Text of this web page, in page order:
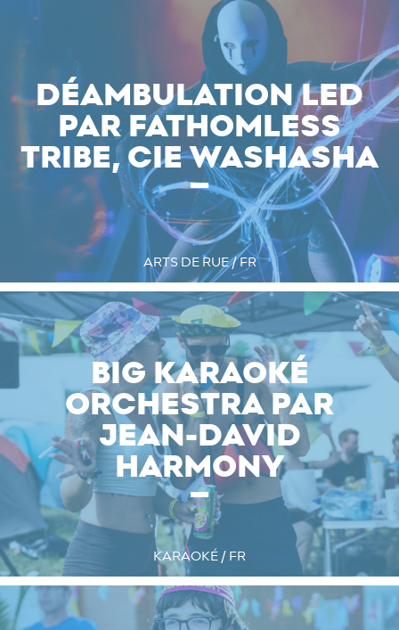
DÉAMBULATION LED
PAR FATHOMLESS
TRIBE, CIE WASHASHA
ARTS DE RUE / FR
BIG KARAOKÉ
ORCHESTRA PAR
JEAN-DAVID
HARMONY
KARAOKÉ / FR